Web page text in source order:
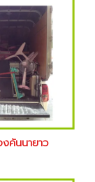
คันนายาว